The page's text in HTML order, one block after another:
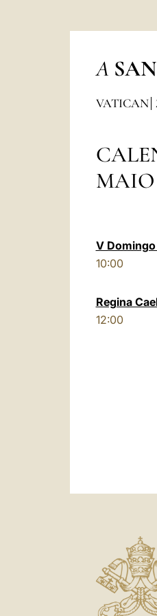
A
VATICAN
MAIO
V
10:00
Regina
12:00